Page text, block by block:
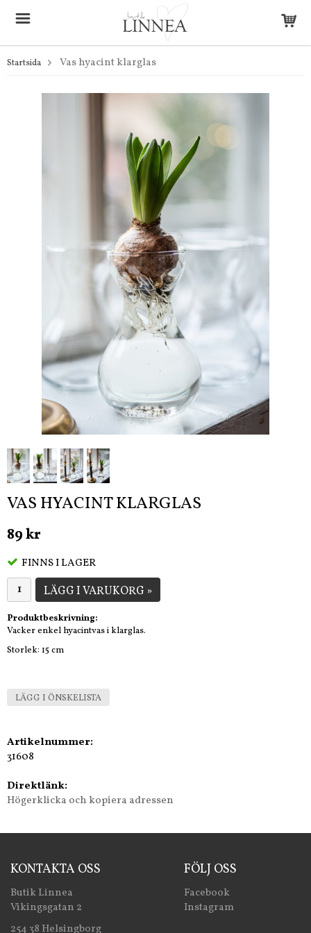
Startsida Vas hyacint klarglas
VAS HYACINT KLARGLAS
89 kr
FINNS I LAGER
LÄGG I VARUKORG »
Produktbeskrivning:
Vacker enkel hyacintvas i klarglas.
Storlek: 15 cm
LÄGG I ÖNSKELISTA
Artikelnummer:
31608
Direktlänk:
Högerklicka och kopiera adressen
KONTAKTA OSS
Butik Linnea
Vikingsgatan 2
254 38 Helsingborg
FÖLJ OSS
Facebook
Instagram